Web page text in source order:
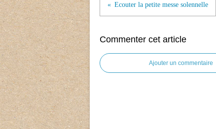
Ecouter la petite messe solennelle
Commenter cet article
Ajouter un commentaire